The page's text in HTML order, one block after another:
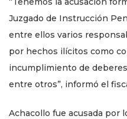
Juzgado de Instrucción
entre ellos varios
por hechos ilícitos como
incumplimiento de
entre otros”, informó el
Achacollo fue acusada por